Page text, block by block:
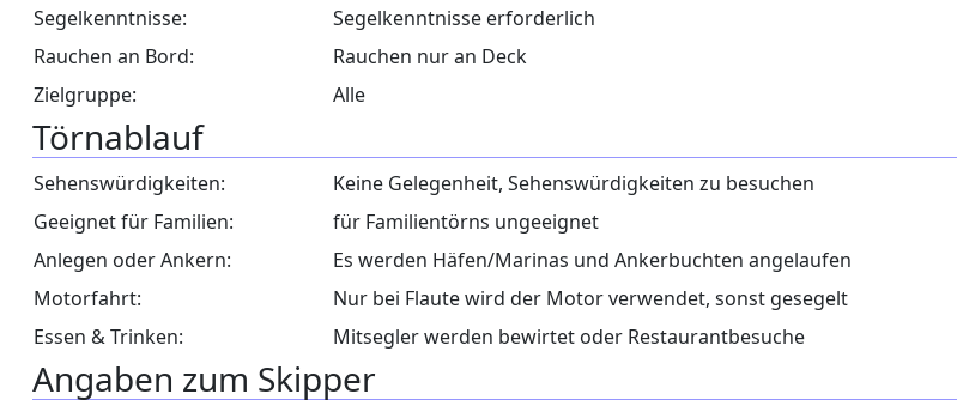
Segelkenntnisse:
Segelkenntnisse erforderlich
Rauchen an Bord:
Rauchen nur an Deck
Zielgruppe:
Alle
Törnablauf
Sehenswürdigkeiten:
Keine Gelegenheit, Sehenswürdigkeiten zu besuchen
Geeignet für Familien:
für Familientörns ungeeignet
Anlegen oder Ankern:
Es werden Häfen/Marinas und Ankerbuchten angelaufen
Motorfahrt:
Nur bei Flaute wird der Motor verwendet, sonst gesegelt
Essen & Trinken:
Mitsegler werden bewirtet oder Restaurantbesuche
Angaben zum Skipper